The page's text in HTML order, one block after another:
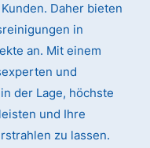
Daher bieten
in
an. Mit einem
und
der Lage, höchste
und Ihre
zu lassen.